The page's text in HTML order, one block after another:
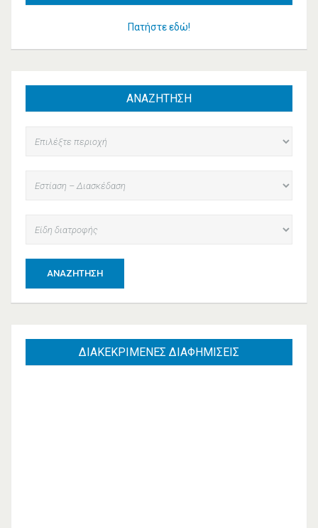
Πατήστε εδώ!
ΑΝΑΖΗΤΗΣΗ
ΑΝΑΖΉΤΗΣΗ
ΔΙΑΚΕΚΡΙΜΕΝΕΣ ΔΙΑΦΗΜΙΣΕΙΣ